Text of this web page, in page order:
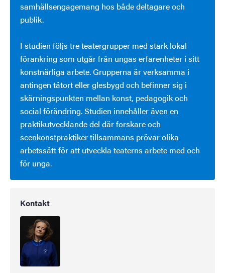
samhällsengagemang hos både deltagare och
publik.
I studien följs tre teatergrupper med stark lokal
förankring som utgår från ungas erfarenheter i sitt
konstnärliga arbete. Grupperna är verksamma i
antingen tätort eller glesbygd och befinner sig i
skärningspunkten mellan konst, pedagogik och
social förändring. Studien innehåller även en
praktikutvecklande del där forskare och
scenkonstpraktiker tillsammans prövar olika
arbetssätt för att utveckla teaterns arbete med och
för unga.
Kontakt